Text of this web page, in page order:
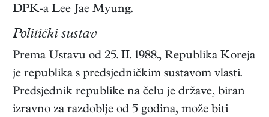
DPK-a Lee Jae Myung.
Politički sustav
Prema Ustavu od 25. II. 1988., Republika Koreja
je republika s predsjedničkim sustavom vlasti.
Predsjednik republike na čelu je države, biran
izravno za razdoblje od 5 godina, može biti